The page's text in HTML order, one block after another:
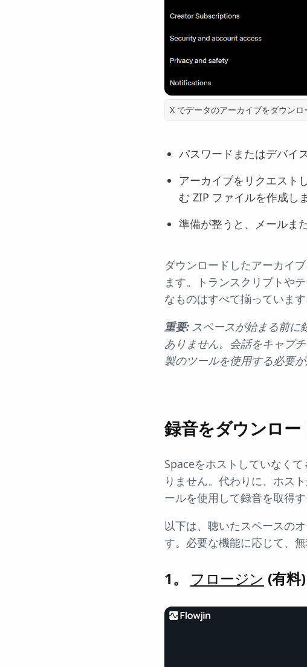
X でデータのアーカイブをダウンロ
パスワードまたはデバイ
アーカイブをリクエスト
む ZIP ファイルを作成しま
準備が整うと、メールま
ダウンロードしたアーカイ
ます。トランスクリプトや
なものはすべて揃っています
重要: スペースが始まる前に
ありません。会話をキャプ
製のツールを使用する必要が
録音をダウンロー
Spaceをホストしていなく
りません。代わりに、ホス
ールを使用して録音を取得す
以下は、聴いたスペースの
す。必要な機能に応じて、
1。 フロージン (有料)